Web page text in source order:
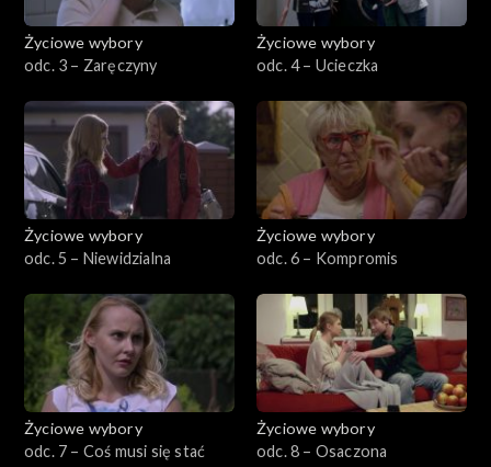
Życiowe wybory
odc. 3 – Zaręczyny
Życiowe wybory
odc. 4 – Ucieczka
Życiowe wybory
odc. 5 – Niewidzialna
Życiowe wybory
odc. 6 – Kompromis
Życiowe wybory
odc. 7 – Coś musi się stać
Życiowe wybory
odc. 8 – Osaczona